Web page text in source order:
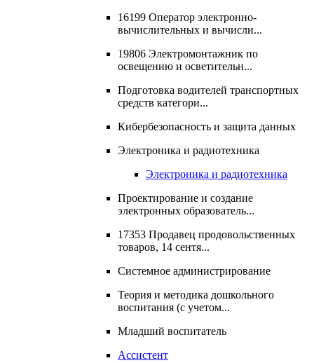
16199 Оператор электронно-
вычислительных и вычисли...
19806 Электромонтажник по
освещению и осветительн...
Подготовка водителей транспортных
средств категори...
Кибербезопасность и защита данных
Электроника и радиотехника
Электроника и радиотехника
Проектирование и создание
электронных образователь...
17353 Продавец продовольственных
товаров, 14 сентя...
Системное администрирование
Теория и методика дошкольного
воспитания (с учетом...
Младший воспитатель
Ассистент